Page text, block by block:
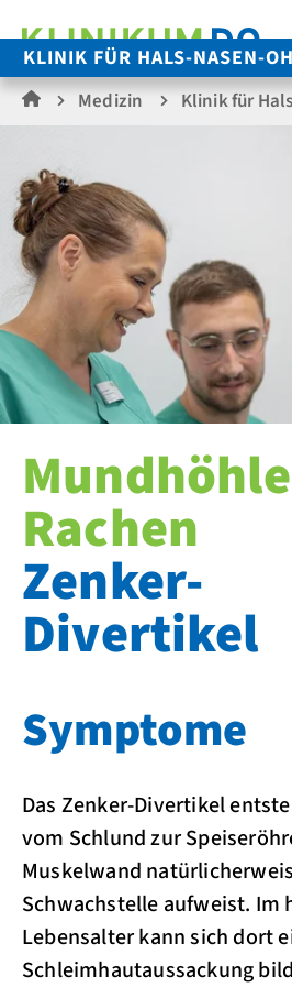
KLINIK FÜR HALS-NASEN-
Medizin Klinik für
Rachen
Zenker-
Divertikel
Symptome
Das Zenker-Divertikel
vom Schlund zur
Muskelwand
Schwachstelle aufweist. Im
Lebensalter kann sich dort
Schleimhautaussackung